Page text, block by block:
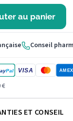
au panier
Conseil
Pal VISA AMEX
€
ET CONSEIL